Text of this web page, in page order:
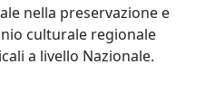
nella preservazione e
culturale regionale
a livello Nazionale.